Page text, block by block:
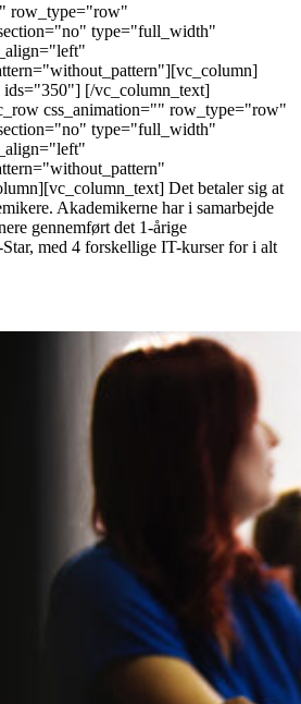
row_type="row"
type="full_width"
[/vc_column_text]
css_animation="" row_type="row"
type="full_width"
Det betaler sig at
Akademikerne har i samarbejde
gennemført det 1-årige
med 4 forskellige IT-kurser for i alt